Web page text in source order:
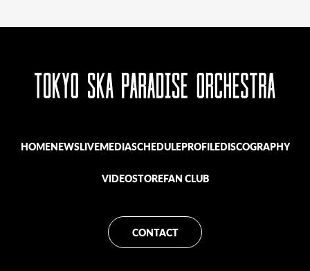
HOMENEWSLIVEMEDIASCHEDULEPROFILEDISCOGRAPHY
VIDEOSTOREFAN CLUB
CONTACT